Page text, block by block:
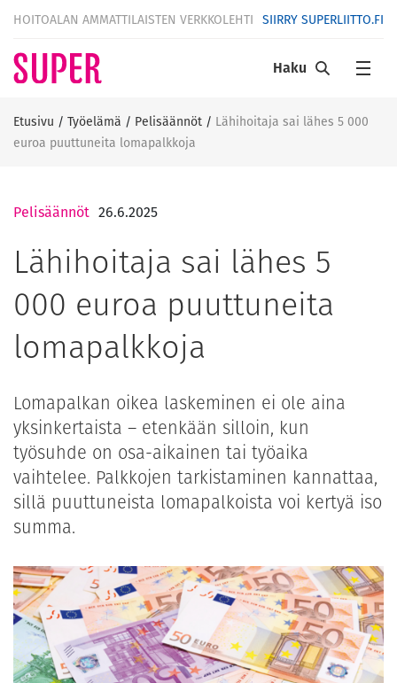
HOITOALAN AMMATTILAISTEN VERKKOLEHTI SIIRRY SUPERLIITTO.FI
Haku
Etusivu / Työelämä / Pelisäännöt / Lähihoitaja sai lähes 5 000
euroa puuttuneita lomapalkkoja
Pelisäännöt 26.6.2025
Lähihoitaja sai lähes 5
000 euroa puuttuneita
lomapalkkoja
Lomapalkan oikea laskeminen ei ole aina
yksinkertaista – etenkään silloin, kun
työsuhde on osa-aikainen tai työaika
vaihtelee. Palkkojen tarkistaminen kannattaa,
sillä puuttuneista lomapalkoista voi kertyä iso
summa.